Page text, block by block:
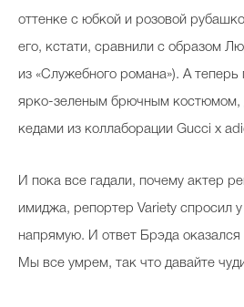
оттенке с юбкой и розовой
его, кстати, сравнили с образом
из «Служебного романа»). А
ярко-зеленым брючным
кедами из коллаборации Gucci x
И пока все гадали, почему актер
имиджа, репортер Variety спросил у
напрямую. И ответ Брэда
Мы все умрем, так что давайте